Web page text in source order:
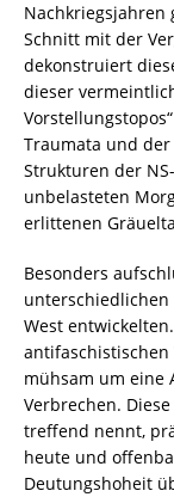
Nachkriegsjahren
Schnitt mit der
dekonstruiert
dieser
Traumata und
Strukturen der
unbelasteten
erlittenen
Besonders
West
antifaschistischen
mühsam um eine
Verbrechen.
treffend nennt,
heute und
Deutungshoheit